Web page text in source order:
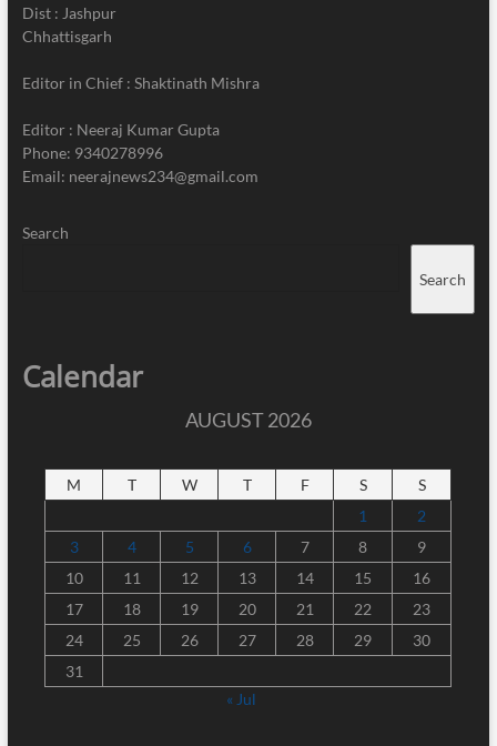
Dist : Jashpur
Chhattisgarh
Editor in Chief : Shaktinath Mishra
Editor : Neeraj Kumar Gupta
Phone: 9340278996
Email: neerajnews234@gmail.com
Search
Search
Calendar
AUGUST 2026
M T W T F S
S
1
2
3
4 5 6 7 8
9
10
11 12 13 14 15
16
17
18 19 20 21 22
23
24
25 26 27 28 29
30
31
« Jul